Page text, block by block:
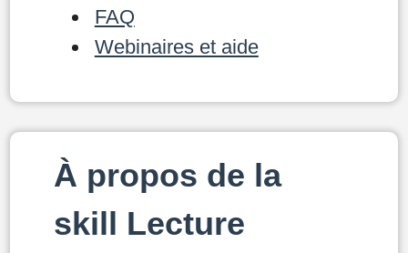
FAQ
Webinaires et aide
À propos de la
skill Lecture